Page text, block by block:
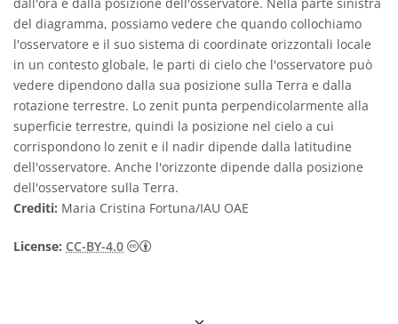
del diagramma, possiamo vedere che quando collochiamo
l'osservatore e il suo sistema di coordinate orizzontali locale
in un contesto globale, le parti di cielo che l'osservatore può
vedere dipendono dalla sua posizione sulla Terra e dalla
rotazione terrestre. Lo zenit punta perpendicolarmente alla
superficie terrestre, quindi la posizione nel cielo a cui
corrispondono lo zenit e il nadir dipende dalla latitudine
dell'osservatore. Anche l'orizzonte dipende dalla posizione
dell'osservatore sulla Terra.
Crediti: Maria Cristina Fortuna/IAU OAE
License: CC-BY-4.0 Creative Commons Attribuzione 4.0